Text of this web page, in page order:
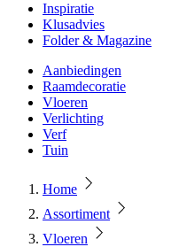
Inspiratie
Klusadvies
Folder & Magazine
Aanbiedingen
Raamdecoratie
Vloeren
Verlichting
Verf
Tuin
Home
Assortiment
Vloeren